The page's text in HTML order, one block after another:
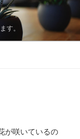
す。
が咲いているの